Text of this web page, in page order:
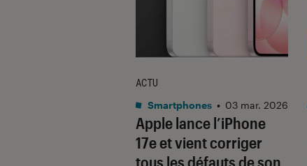
Apple lance l’iPhone
17e et vient corriger
tous les défauts de son
ACTU
Smartphones • 03 mar. 2026